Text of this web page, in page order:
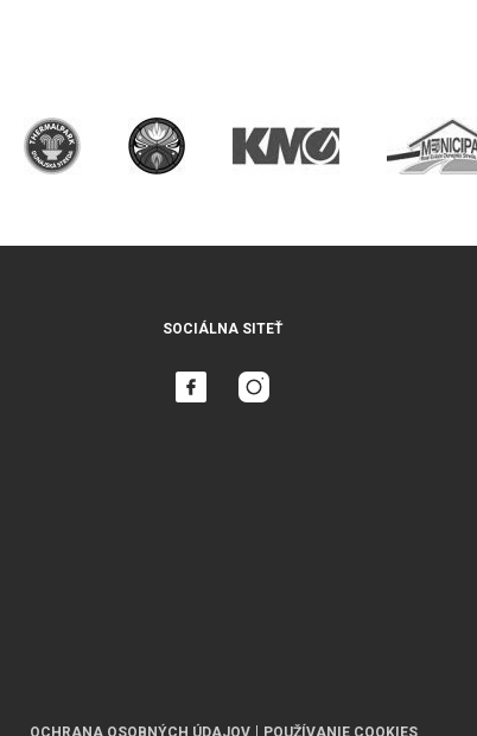
SOCIÁLNA SITEŤ
OCHRANA OSOBNÝCH ÚDAJOV POUŽÍVANIE COOKIES